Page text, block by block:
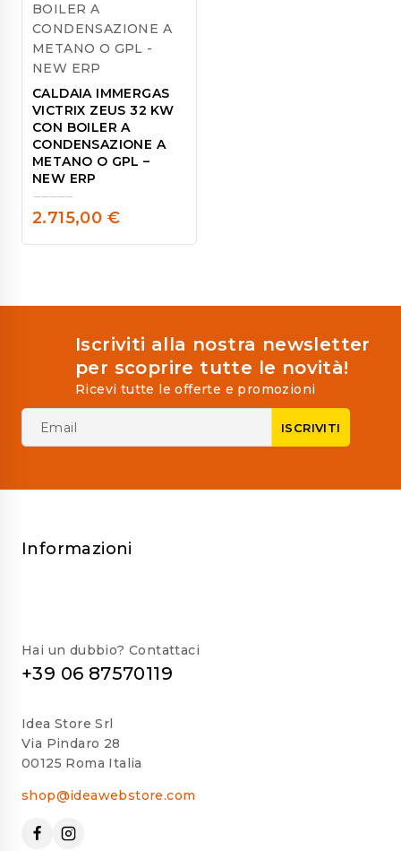
CALDAIA IMMERGAS
VICTRIX ZEUS 32 KW
CON BOILER A
CONDENSAZIONE A
METANO O GPL –
NEW ERP
0
out
2.715,00 €
Iscriviti alla nostra newsletter
per scoprire tutte le novità!
Ricevi tutte le offerte e promozioni
Informazioni
Hai un dubbio? Contattaci
+39 06 87570119
Idea Store Srl
Via Pindaro 28
00125 Roma Italia
shop@ideawebstore.com